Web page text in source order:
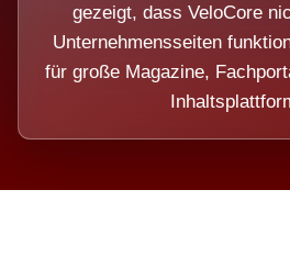
gezeigt, dass VeloCore
Unternehmensseiten
für große Magazine,